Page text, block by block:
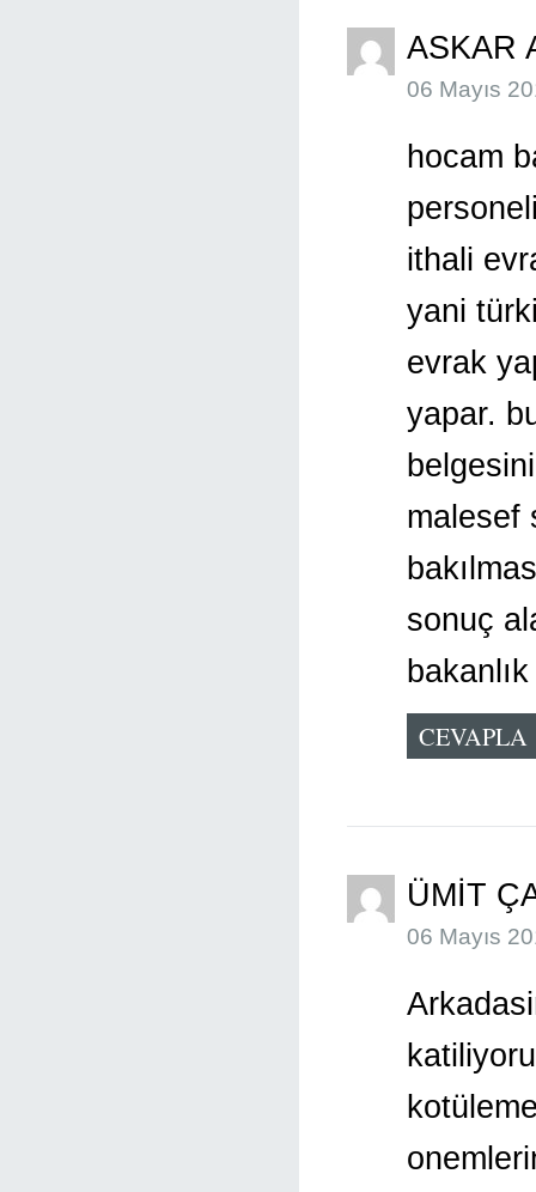
ASKAR
06 Mayıs
hocam
ithali
yani
evrak
yapar.
malesef
sonuç
CEVAPLA
ÜMIT
06 Mayıs